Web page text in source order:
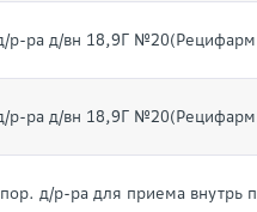
ра д/вн 18,9Г №20(Рецифарм
ра д/вн 18,9Г №20(Рецифарм
д/р-ра для приема внутрь